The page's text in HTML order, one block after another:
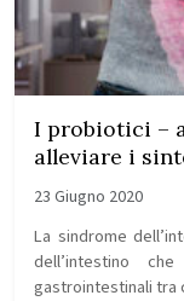
I probiotici –
alleviare i
23 Giugno 2020
La sindrome
dell’intestino
gastrointestinali